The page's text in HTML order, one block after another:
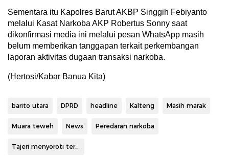
Sementara itu Kapolres Barut AKBP Singgih Febiyanto
melalui Kasat Narkoba AKP Robertus Sonny saat
dikonfirmasi media ini melalui pesan WhatsApp masih
belum memberikan tanggapan terkait perkembangan
laporan aktivitas dugaan transaksi narkoba.
(Hertosi/Kabar Banua Kita)
barito utara DPRD headline Kalteng Masih marak
Muara teweh News Peredaran narkoba
Tajeri menyoroti terhadap Peredaran narkoba